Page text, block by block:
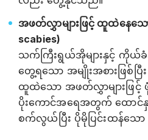
အဖတ်လွှာများဖြင့် ထူထဲနေသေ
scabies)
သက်ကြီးရွယ်အိုများနှင့် ကိုယ်
တွေ့ရသော အမျိုးအစားဖြစ်ပြီး
ထူထဲသော အဖတ်လွှာများဖြ
ပိုးကောင်အရေအတွက် ထောင်နှ
စက်လွယ်ပြီး ပိုမိုပြင်းထန်သော